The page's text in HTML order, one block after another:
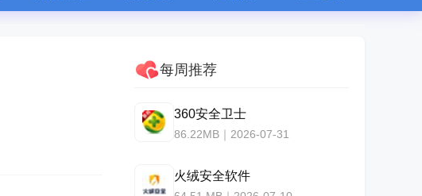
每周推荐
360安全卫士
86.22MB｜2026-07-31
火绒安全软件